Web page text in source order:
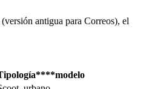
antigua para Correos), el